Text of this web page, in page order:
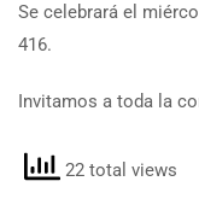
Se celebrará el
416.
Invitamos a toda la
22 total views